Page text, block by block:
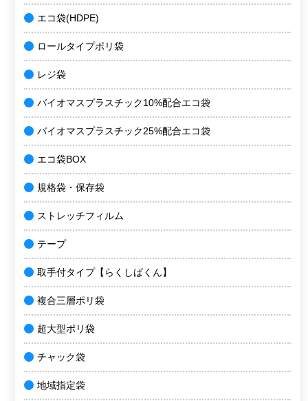
エコ袋(HDPE)
ロールタイプポリ袋
レジ袋
バイオマスプラスチック10%配合エコ袋
バイオマスプラスチック25%配合エコ袋
エコ袋BOX
規格袋・保存袋
ストレッチフィルム
テープ
取手付タイプ【らくしばくん】
複合三層ポリ袋
超大型ポリ袋
チャック袋
地域指定袋